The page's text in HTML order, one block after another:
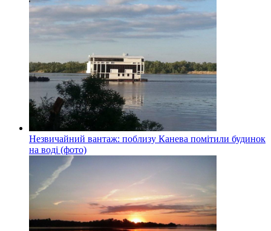
Незвичайний вантаж: поблизу Канева помітили будинок
на воді (фото)